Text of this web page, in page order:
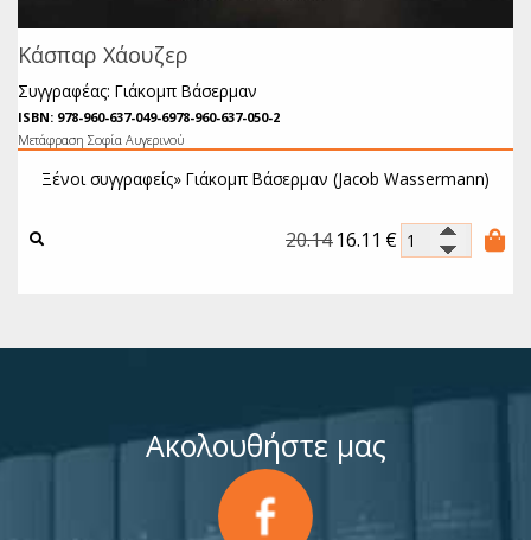
Κάσπαρ Χάουζερ
Συγγραφέας: Γιάκομπ Βάσερμαν
ISBN: 978-960-637-049-6978-960-637-050-2
Μετάφραση Σοφία Αυγερινού
Ξένοι συγγραφείς» Γιάκομπ Βάσερμαν (Jacob Wassermann)
20.14 16.11 €
Ακολουθήστε μας